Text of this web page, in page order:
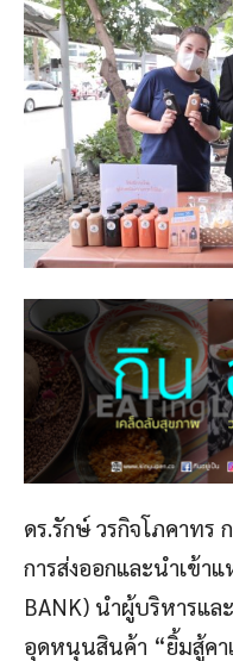
ดร.รักษ์ วรกิจโภคาทร
การส่งออกและนำเข้า
BANK) นำผู้บริหารแล
อุดหนุนสินค้า “ยิ้มสู้ค